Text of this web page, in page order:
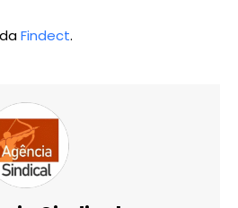
Findect.